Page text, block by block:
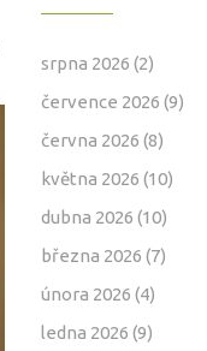
srpna 2026 (2)
července 2026 (9)
června 2026 (8)
května 2026 (10)
dubna 2026 (10)
března 2026 (7)
února 2026 (4)
ledna 2026 (9)